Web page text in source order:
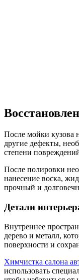
После мойки кузова
другие дефекты,
степени
После полировки
нанесение воска,
прочный и
Детали
Внутреннее
дерево и металл,
поверхности и
Химчистка салона
использовать